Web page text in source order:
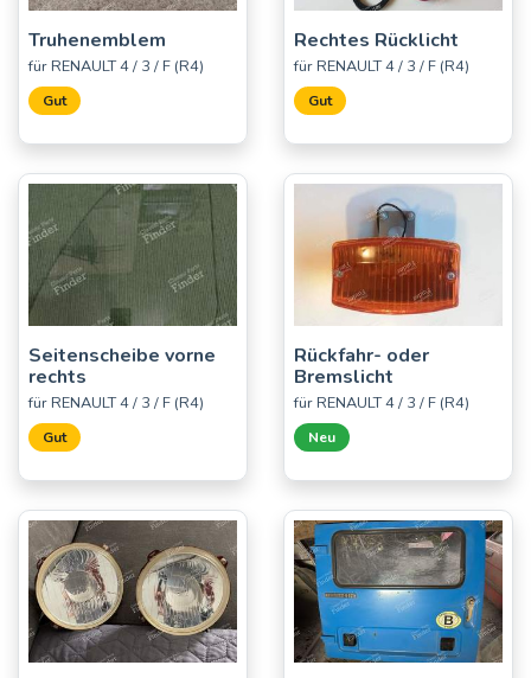
Truhenemblem
für RENAULT 4 / 3 / F (R4)
Gut
Rechtes Rücklicht
für RENAULT 4 / 3 / F (R4)
Gut
Seitenscheibe vorne
rechts
für RENAULT 4 / 3 / F (R4)
Gut
Rückfahr- oder
Bremslicht
für RENAULT 4 / 3 / F (R4)
Neu